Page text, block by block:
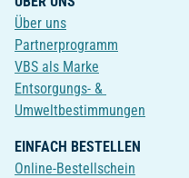
Über uns
Partnerprogramm
VBS als Marke
Entsorgungs- &
Umweltbestimmungen
EINFACH BESTELLEN
Online-Bestellschein